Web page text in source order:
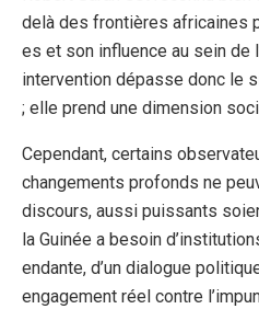
delà des frontières africaines
es et son influence au sein de
intervention dépasse donc le
; elle prend une dimension
Cependant, certains
changements profonds ne
discours, aussi puissants
la Guinée a besoin
endante, d’un dialogue
engagement réel contre